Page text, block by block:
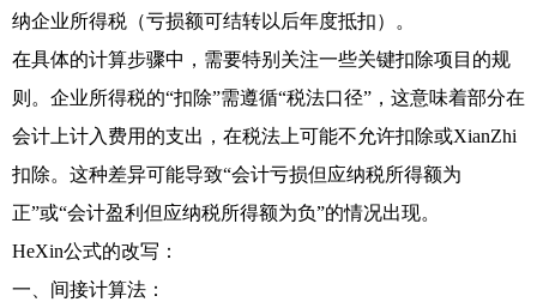
纳企业所得税（亏损额可结转以后年度抵扣）。
在具体的计算步骤中，需要特别关注一些关键扣除项目的规
则。企业所得税的“扣除”需遵循“税法口径”，这意味着部分在
会计上计入费用的支出，在税法上可能不允许扣除或XianZhi
扣除。这种差异可能导致“会计亏损但应纳税所得额为
正”或“会计盈利但应纳税所得额为负”的情况出现。
HeXin公式的改写：
一、间接计算法：